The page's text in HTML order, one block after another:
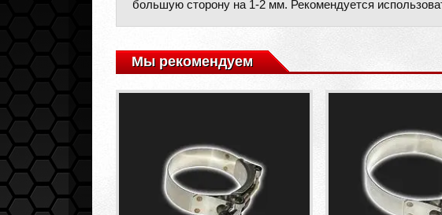
большую сторону на 1-2 мм. Рекомендуется
Мы рекомендуем